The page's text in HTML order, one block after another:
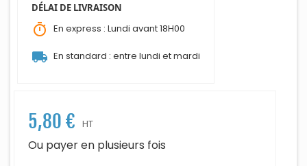
DÉLAI DE LIVRAISON
timer En express : Lundi avant 18H00
local_shipping En standard : entre lundi et mardi
5,80 € HT
Ou payer en plusieurs fois